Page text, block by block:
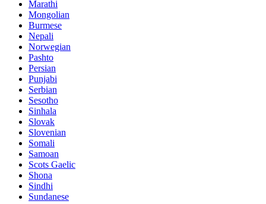
Marathi
Mongolian
Burmese
Nepali
Norwegian
Pashto
Persian
Punjabi
Serbian
Sesotho
Sinhala
Slovak
Slovenian
Somali
Samoan
Scots Gaelic
Shona
Sindhi
Sundanese